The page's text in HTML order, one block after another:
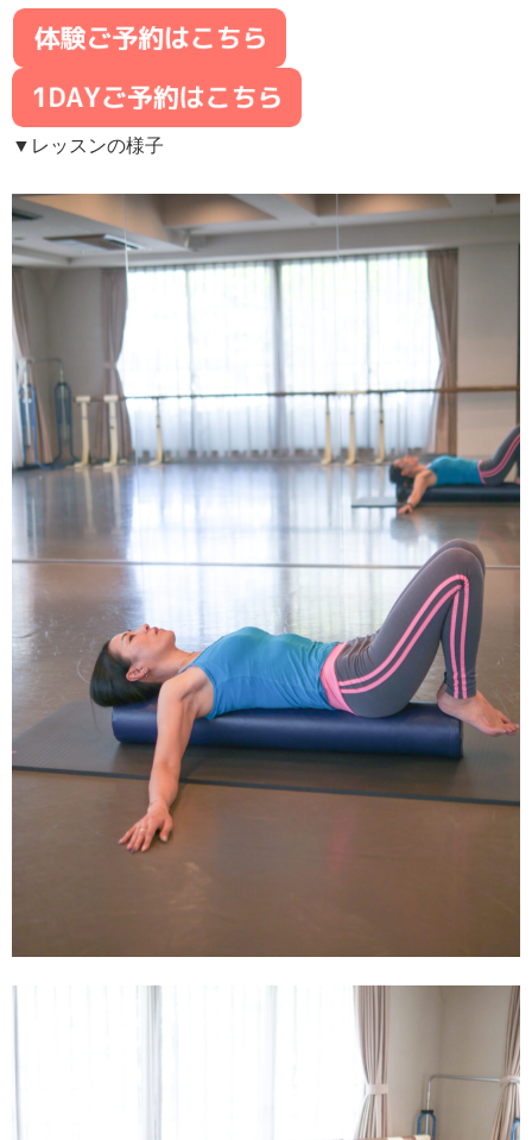
▼レッスンの様子